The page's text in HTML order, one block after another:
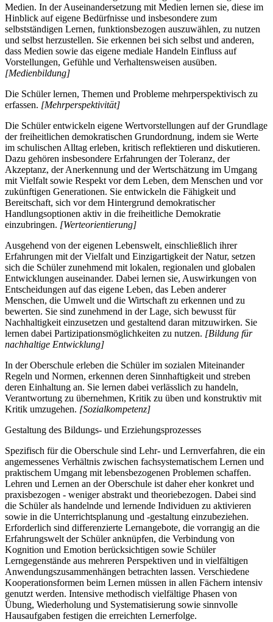
Medien. In der Auseinandersetzung mit Medien lernen sie, diese im
Hinblick auf eigene Bedürfnisse und insbesondere zum
selbstständigen Lernen, funktionsbezogen auszuwählen, zu nutzen
und selbst herzustellen. Sie erkennen bei sich selbst und anderen,
dass Medien sowie das eigene mediale Handeln Einfluss auf
Vorstellungen, Gefühle und Verhaltensweisen ausüben.
[Medienbildung]
Die Schüler lernen, Themen und Probleme mehrperspektivisch zu
erfassen. [Mehrperspektivität]
Die Schüler entwickeln eigene Wertvorstellungen auf der Grundlage
der freiheitlichen demokratischen Grundordnung, indem sie Werte
im schulischen Alltag erleben, kritisch reflektieren und diskutieren.
Dazu gehören insbesondere Erfahrungen der Toleranz, der
Akzeptanz, der Anerkennung und der Wertschätzung im Umgang
mit Vielfalt sowie Respekt vor dem Leben, dem Menschen und vor
zukünftigen Generationen. Sie entwickeln die Fähigkeit und
Bereitschaft, sich vor dem Hintergrund demokratischer
Handlungsoptionen aktiv in die freiheitliche Demokratie
einzubringen. [Werteorientierung]
Ausgehend von der eigenen Lebenswelt, einschließlich ihrer
Erfahrungen mit der Vielfalt und Einzigartigkeit der Natur, setzen
sich die Schüler zunehmend mit lokalen, regionalen und globalen
Entwicklungen auseinander. Dabei lernen sie, Auswirkungen von
Entscheidungen auf das eigene Leben, das Leben anderer
Menschen, die Umwelt und die Wirtschaft zu erkennen und zu
bewerten. Sie sind zunehmend in der Lage, sich bewusst für
Nachhaltigkeit einzusetzen und gestaltend daran mitzuwirken. Sie
lernen dabei Partizipationsmöglichkeiten zu nutzen. [Bildung für
nachhaltige Entwicklung]
In der Oberschule erleben die Schüler im sozialen Miteinander
Regeln und Normen, erkennen deren Sinnhaftigkeit und streben
deren Einhaltung an. Sie lernen dabei verlässlich zu handeln,
Verantwortung zu übernehmen, Kritik zu üben und konstruktiv mit
Kritik umzugehen. [Sozialkompetenz]
Gestaltung des Bildungs- und Erziehungsprozesses
Spezifisch für die Oberschule sind Lehr- und Lernverfahren, die ein
angemessenes Verhältnis zwischen fachsystematischem Lernen und
praktischem Umgang mit lebensbezogenen Problemen schaffen.
Lehren und Lernen an der Oberschule ist daher eher konkret und
praxisbezogen - weniger abstrakt und theoriebezogen. Dabei sind
die Schüler als handelnde und lernende Individuen zu aktivieren
sowie in die Unterrichtsplanung und -gestaltung einzubeziehen.
Erforderlich sind differenzierte Lernangebote, die vorrangig an die
Erfahrungswelt der Schüler anknüpfen, die Verbindung von
Kognition und Emotion berücksichtigen sowie Schüler
Lerngegenstände aus mehreren Perspektiven und in vielfältigen
Anwendungszusammenhängen betrachten lassen. Verschiedene
Kooperationsformen beim Lernen müssen in allen Fächern intensiv
genutzt werden. Intensive methodisch vielfältige Phasen von
Übung, Wiederholung und Systematisierung sowie sinnvolle
Hausaufgaben festigen die erreichten Lernerfolge.